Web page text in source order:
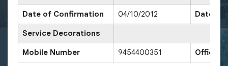
Date of Confirmation 04/10/2012 Date of
Service Decorations
Mobile Number 9454400351 Office